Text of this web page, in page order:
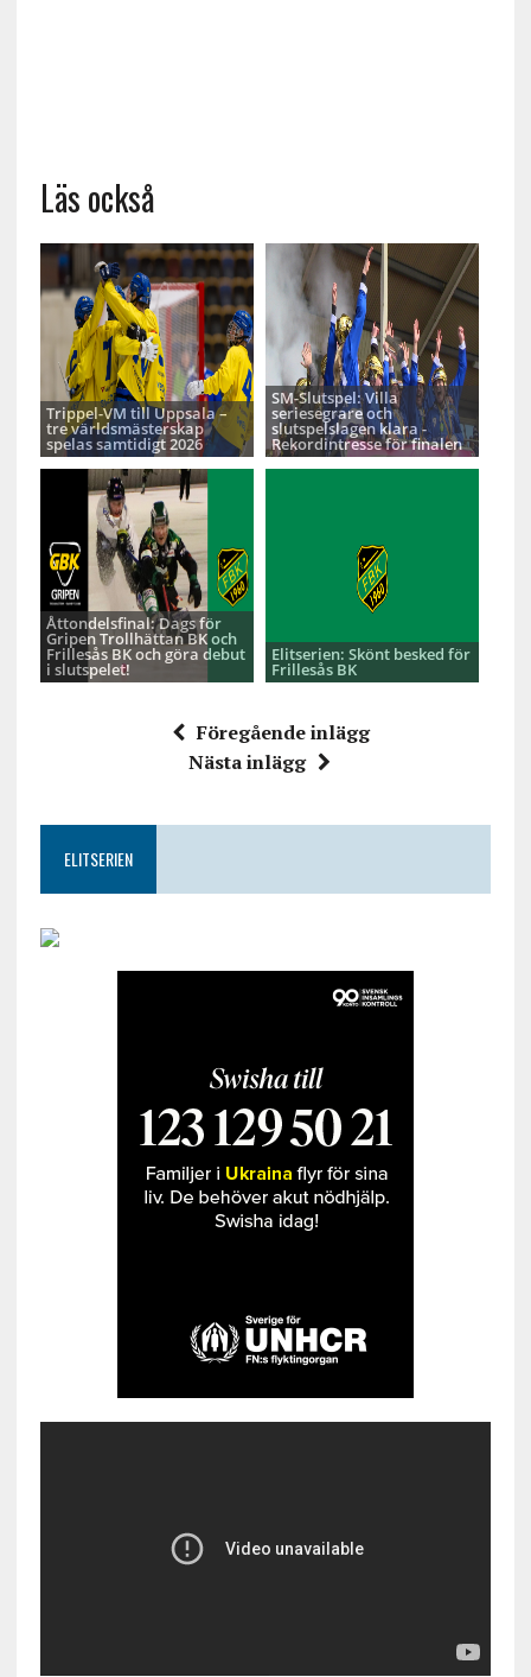
Läs också
Trippel-VM till Uppsala –
tre världsmästerskap
spelas samtidigt 2026
SM-Slutspel: Villa
seriesegrare och
slutspelslagen klara -
Rekordintresse för finalen
Åttondelsfinal: Dags för
Gripen Trollhättan BK och
Frillesås BK och göra debut
i slutspelet!
Elitserien: Skönt besked för
Frillesås BK
Föregående inlägg
Nästa inlägg
ELITSERIEN